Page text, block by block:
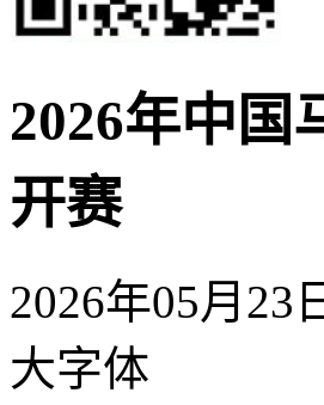
2026年中国
开赛
2026年05月
大字体